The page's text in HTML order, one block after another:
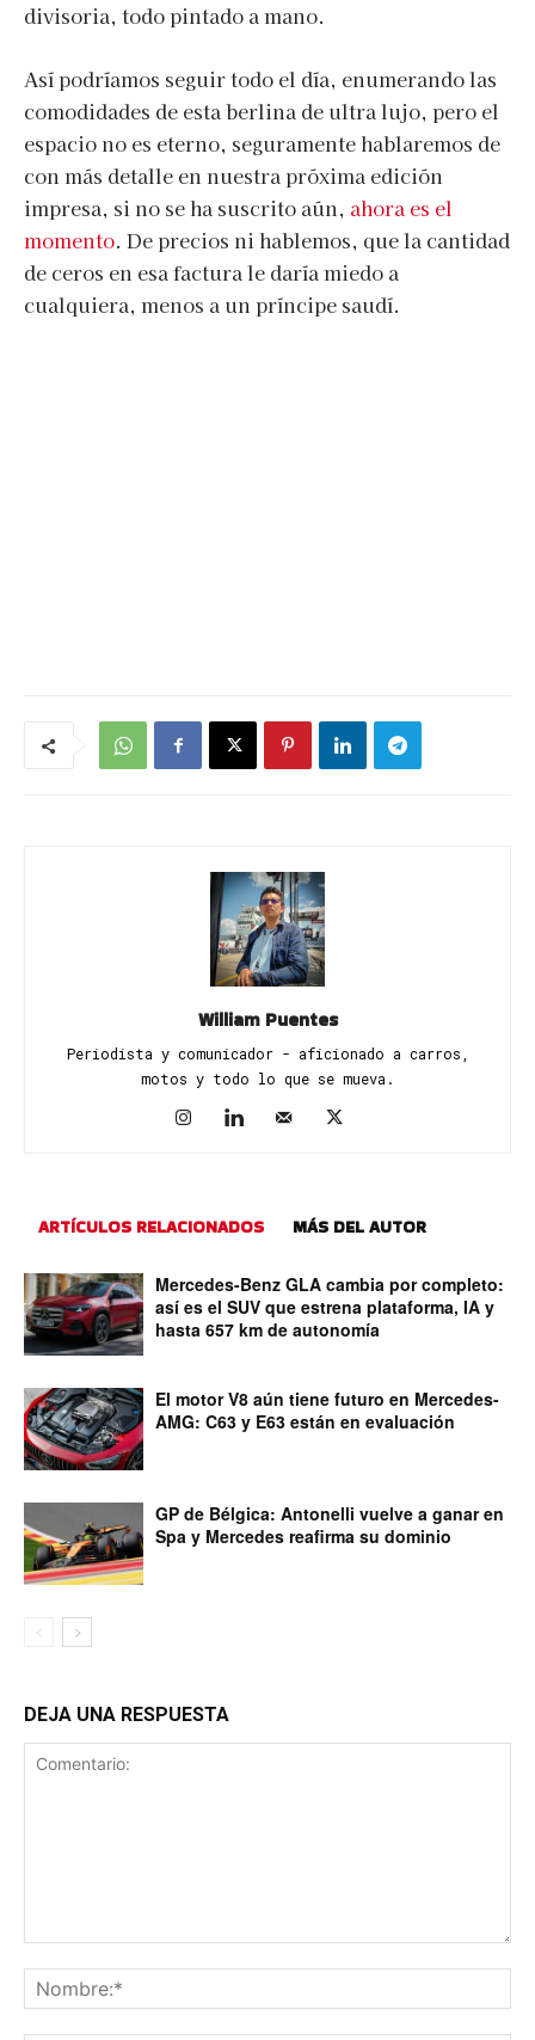
divisoria, todo pintado a mano.
Así podríamos seguir todo el día, enumerando las
comodidades de esta berlina de ultra lujo, pero el
espacio no es eterno, seguramente hablaremos de
con más detalle en nuestra próxima edición
impresa, si no se ha suscrito aún, ahora es el
momento. De precios ni hablemos, que la cantidad
de ceros en esa factura le daría miedo a
cualquiera, menos a un príncipe saudí.
William Puentes
Periodista y comunicador - aficionado a carros,
motos y todo lo que se mueva.
ARTÍCULOS RELACIONADOS MÁS DEL AUTOR
Mercedes-Benz GLA cambia por completo:
así es el SUV que estrena plataforma, IA y
hasta 657 km de autonomía
El motor V8 aún tiene futuro en Mercedes-
AMG: C63 y E63 están en evaluación
GP de Bélgica: Antonelli vuelve a ganar en
Spa y Mercedes reafirma su dominio
DEJA UNA RESPUESTA